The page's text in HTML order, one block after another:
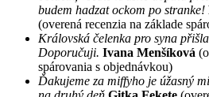
budem hadzat ockom po stranke!
(overená recenzia na základe
Královská čelenka pro syna
Doporučuji. Ivana Menšíková
spárovania s objednávkou)
Ďakujeme za miffyho je úžasný